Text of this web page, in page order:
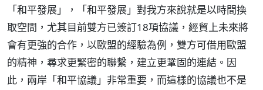
「和平發展」，「和平發展」對我方來說就是以時間換
取空間，尤其目前雙方已簽訂18項協議，經貿上未來將
會有更強的合作，以歐盟的經驗為例，雙方可借用歐盟
的精神，尋求更緊密的聯繫，建立更鞏固的連結。因
此，兩岸「和平協議」非常重要，而這樣的協議也不是